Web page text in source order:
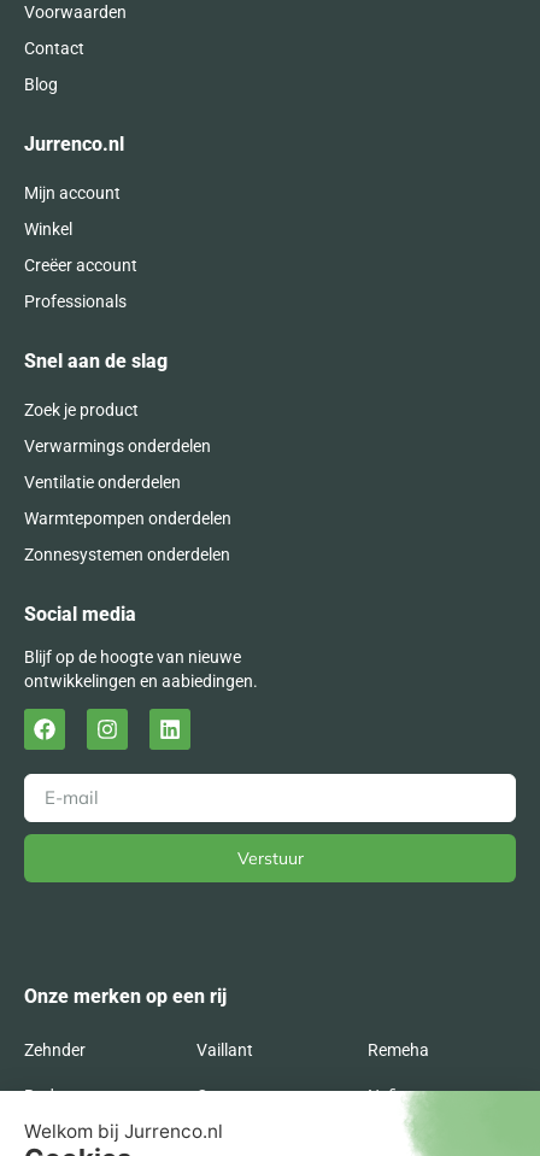
Voorwaarden
Contact
Blog
Jurrenco.nl
Mijn account
Winkel
Creëer account
Professionals
Snel aan de slag
Zoek je product
Verwarmings onderdelen
Ventilatie onderdelen
Warmtepompen onderdelen
Zonnesystemen onderdelen
Social media
Blijf op de hoogte van nieuwe
ontwikkelingen en aabiedingen.
Verstuur
Onze merken op een rij
Zehnder Vaillant Remeha
Radson Orcon Nefit
Itho Daalderop Inventum Intergas